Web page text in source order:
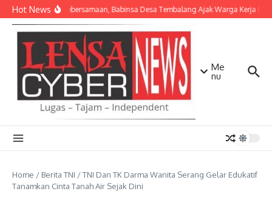
Lewati ke konten
Hot NewsPererat Kebersamaan, Babinsa Desa Tembalang Ajak Warga Kerja Bakti
Me
nu
Home / Berita TNI /TNI Dan TK Darma Wanita Serang Gelar Edukatif
Tanamkan Cinta Tanah Air Sejak Dini